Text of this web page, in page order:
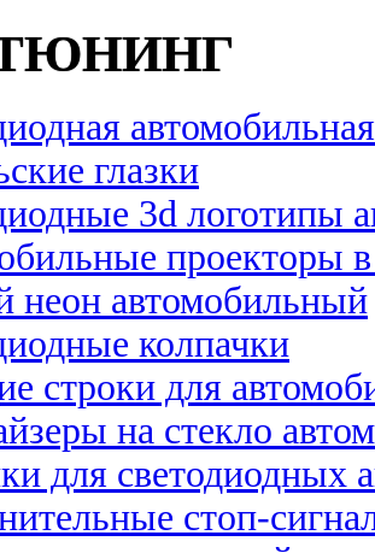
глазки
3d логотипы
проекторы
неон автомобильный
колпачки
строки для
на стекло
для светодиодных
стоп-